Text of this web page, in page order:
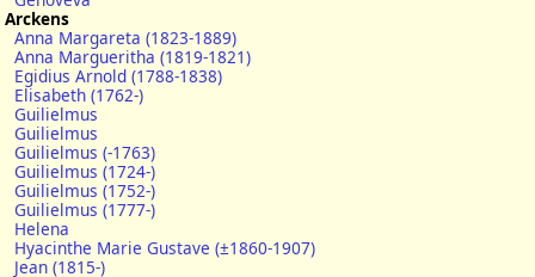
Arckens
Anna Margareta (1823-1889)
Anna Margueritha (1819-1821)
Egidius Arnold (1788-1838)
Elisabeth (1762-)
Guilielmus
Guilielmus
Guilielmus (-1763)
Guilielmus (1724-)
Guilielmus (1752-)
Guilielmus (1777-)
Helena
Hyacinthe Marie Gustave (±1860-1907)
Jean (1815-)